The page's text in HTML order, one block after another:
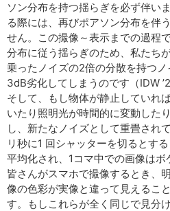
ソン分布を持つ揺らぎを必ず伴い
る際には、再びポアソン分布を伴
せん。この撮像～表示までの過程
分布に従う揺らぎのため、私たち
乗ったノイズの2倍の分散を持つ
3dB劣化してしまうのです（IDW
そして、もし物体が静止していれ
いたり照明光が時間的に変動した
し、新たなノイズとして重畳され
リ秒に1 回シャッターを切るとす
平均化され、1コマ中での画像はボ
皆さんがスマホで撮像するとき、
像の色彩が実像と違って見えるこ
す。もしこれらが全く同じで見分